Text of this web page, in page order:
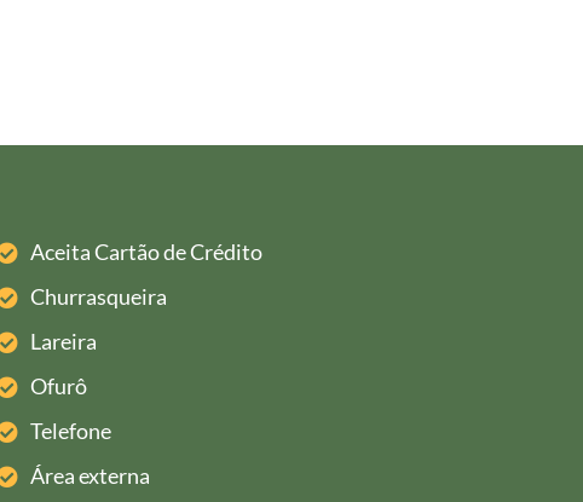
Aceita Cartão de Crédito
Churrasqueira
Lareira
Ofurô
Telefone
Área externa